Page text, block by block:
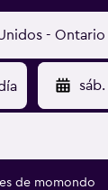
de momondo